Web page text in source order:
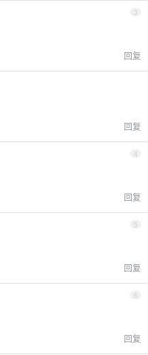
3
回复
回复
4
回复
5
回复
6
回复